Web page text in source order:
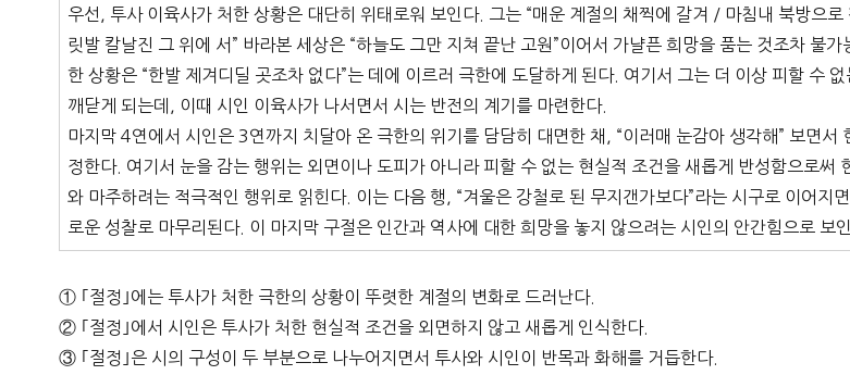
우선, 투사 이육사가 처한 상황은 대단히 위태로워 보인다. 그는 “매운 계절의 채찍에 갈겨 / 마침내 북방으로
릿발 칼날진 그 위에 서” 바라본 세상은 “하늘도 그만 지쳐 끝난 고원”이어서 가냘픈 희망을 품는 것조차 불가
한 상황은 “한발 제겨디딜 곳조차 없다”는 데에 이르러 극한에 도달하게 된다. 여기서 그는 더 이상 피할 수
깨닫게 되는데, 이때 시인 이육사가 나서면서 시는 반전의 계기를 마련한다.
마지막 4연에서 시인은 3연까지 치달아 온 극한의 위기를 담담히 대면한 채, “이러매 눈감아 생각해” 보면서
정한다. 여기서 눈을 감는 행위는 외면이나 도피가 아니라 피할 수 없는 현실적 조건을 새롭게 반성함으로써
와 마주하려는 적극적인 행위로 읽힌다. 이는 다음 행, “겨울은 강철로 된 무지갠가보다”라는 시구로 이어지
로운 성찰로 마무리된다. 이 마지막 구절은 인간과 역사에 대한 희망을 놓지 않으려는 시인의 안간힘으로 보
① ｢절정｣에는 투사가 처한 극한의 상황이 뚜렷한 계절의 변화로 드러난다.
② ｢절정｣에서 시인은 투사가 처한 현실적 조건을 외면하지 않고 새롭게 인식한다.
③ ｢절정｣은 시의 구성이 두 부분으로 나누어지면서 투사와 시인이 반목과 화해를 거듭한다.